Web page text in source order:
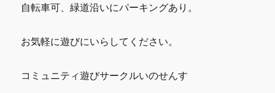
自転車可、緑道沿いにパーキングあり。
お気軽に遊びにいらしてください。
コミュニティ遊びサークルいのせんす